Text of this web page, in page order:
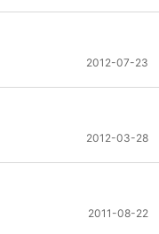
2012-07-23
2012-03-28
2011-08-22